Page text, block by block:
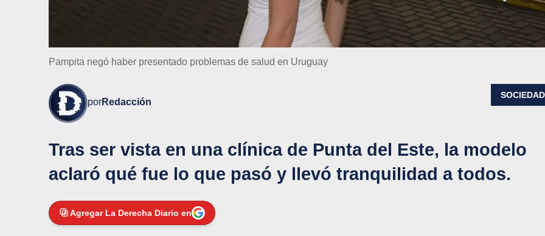
Pampita negó haber presentado problemas de salud en Uruguay
porRedacción
SOCIEDAD
Tras ser vista en una clínica de Punta del Este, la modelo
aclaró qué fue lo que pasó y llevó tranquilidad a todos.
Agregar La Derecha Diario en